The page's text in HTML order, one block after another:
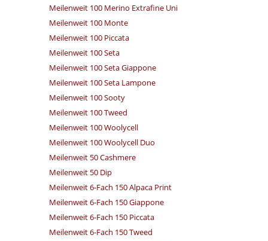
Meilenweit 100 Merino Extrafine Uni
Meilenweit 100 Monte
Meilenweit 100 Piccata
Meilenweit 100 Seta
Meilenweit 100 Seta Giappone
Meilenweit 100 Seta Lampone
Meilenweit 100 Sooty
Meilenweit 100 Tweed
Meilenweit 100 Woolycell
Meilenweit 100 Woolycell Duo
Meilenweit 50 Cashmere
Meilenweit 50 Dip
Meilenweit 6-Fach 150 Alpaca Print
Meilenweit 6-Fach 150 Giappone
Meilenweit 6-Fach 150 Piccata
Meilenweit 6-Fach 150 Tweed